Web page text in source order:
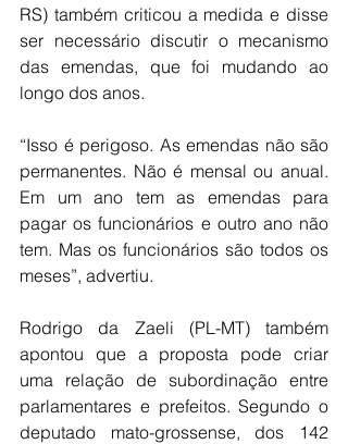
RS) também criticou a medida e disse
ser necessário discutir o mecanismo
das emendas, que foi mudando ao
longo dos anos.
“Isso é perigoso. As emendas não são
permanentes. Não é mensal ou anual.
Em um ano tem as emendas para
pagar os funcionários e outro ano não
tem. Mas os funcionários são todos os
meses”, advertiu.
Rodrigo da Zaeli (PL-MT) também
apontou que a proposta pode criar
uma relação de subordinação entre
parlamentares e prefeitos. Segundo o
deputado mato-grossense, dos 142